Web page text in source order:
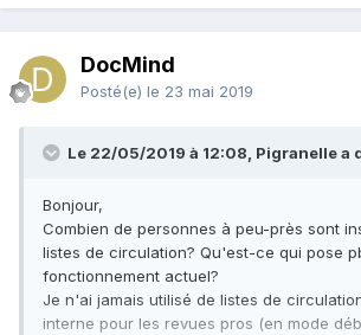
DocMind
Posté(e) le 23 mai 2019
Le 22/05/2019 à 12:08, Pigranelle a
Bonjour,
Combien de personnes à peu-près sont
listes de circulation? Qu'est-ce qui pose
fonctionnement actuel?
Je n'ai jamais utilisé de listes de
interne pour les revues pros (en mode